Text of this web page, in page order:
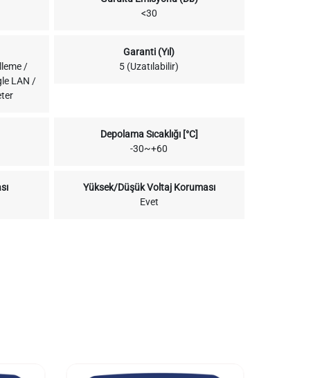
<30
/
LAN /
Garanti (Yıl)
5 (Uzatılabilir)
Depolama Sıcaklığı [°C]
-30~+60
Yüksek/Düşük Voltaj Koruması
Evet